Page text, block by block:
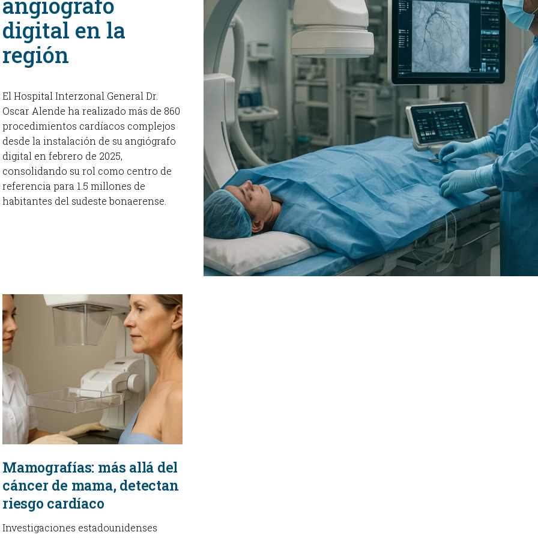
OBSTETRICIA ONCOLOGÍA
PEDIATRÍA PSICOLOGÍA
digital en la
región
El Hospital Interzonal General Dr.
Oscar Alende ha realizado más de 860
procedimientos cardíacos complejos
desde la instalación de su angiógrafo
digital en febrero de 2025,
consolidando su rol como centro de
referencia para 1.5 millones de
habitantes del sudeste bonaerense.
Mamografías: más allá del
cáncer de mama, detectan
riesgo cardíaco
Investigaciones estadounidenses